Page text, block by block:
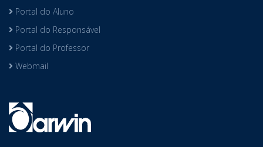
Portal do Aluno
Portal do Responsável
Portal do Professor
Webmail